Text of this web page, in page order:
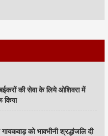
की सेवा के लिये ओशिवरा में
किया
को भावभीनी श्रद्धांजलि दी